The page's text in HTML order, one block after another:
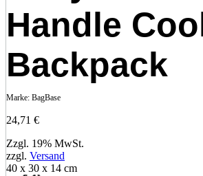
Handle
Backpack
Marke: BagBase
24,71 €
Zzgl. 19% MwSt.
zzgl. Versand
40 x 30 x 14 cm